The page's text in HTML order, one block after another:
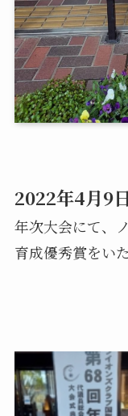
2022年4月9
年次大会にて、
育成優秀賞をい